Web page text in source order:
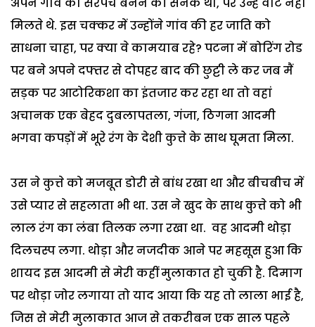
मिलते थे. इसचक्करमेंउन्होंनेगांवकीहरजातिको
साधनाचाहा, परक्यावेकामयाबरहे? पटनामेंबोरिंगरोड
परबने अपनेदफ्तरसेदोपहरबादकीछुट्टीलेकरजबमैं
सड़कपर आटोरिकशाकाइंतजारकररहा थातोवहां
अचानकएकबेहददुबलापतला, गंजा, ठिगना आदमी
भगवाकपड़ोंमें भूरेरंगकेदेशीकुत्तेकेसाथघूमतामिला.
उसनेकुत्तेकोमजबूतडोरीसेबांधरखा था औरबीचबीचमें
उसेप्यारसेसहलाता भी था. उसनेखुदकेसाथकुत्तेको भी
लालरंगकालंबातिलकलगारखा था. वह आदमी थोड़ा
दिलचस्पलगा. थोड़ा औरनजदीक आनेपरमहसूसहुआकि
शायदइस आदमीसेमेरीकहींमुलाकातहोचुकीहै. दिमाग
पर थोड़ाजोरलगायातोयाद आयाकियहतोलाला भाईहै,
जिससेमेरीमुलाकात आजसेतकरीबनएकसालपहले